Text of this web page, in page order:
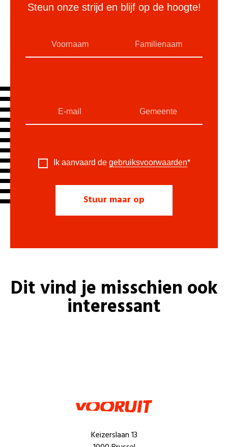
Steun onze strijd en blijf op de hoogte!
Ik aanvaard de gebruiksvoorwaarden*
Dit vind je misschien ook
interessant
Keizerslaan 13